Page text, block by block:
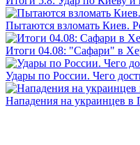
Пытаются взломать Киев.
Итоги 04.08: "Сафари" в
Удары по России. Чего
Нападения на украинцев